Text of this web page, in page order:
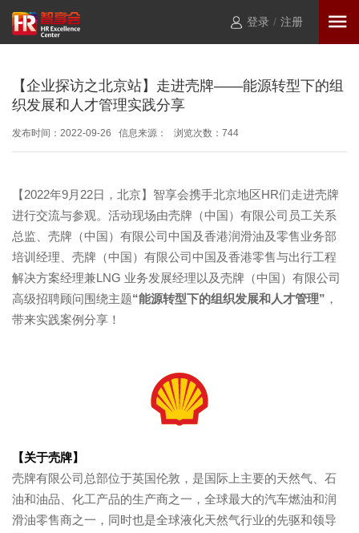
登录 / 注册
【企业探访之北京站】走进壳牌——能源转型下的组
织发展和人才管理实践分享
发布时间：2022-09-26 信息来源： 浏览次数： 744
【2022年9月 22日，北京】智享会携手北京地区HR们走进壳牌
进行交流与参观。活动现场由壳牌（中国）有限公司员工关系
总监、壳牌（中国）有限公司中国及香港润滑油及零售业务部
培训经理、壳牌（中国）有限公司中国及香港零售与出行工程
解决方案经理兼LNG 业务发展经理以及壳牌（中国）有限公司
高级招聘顾问围绕主题“能源转型下的组织发展和人才管理” ，
带来实践案例分享！
【关于壳牌】
壳牌有限公司总部位于英国伦敦，是国际上主要的天然气、石
油和油品、化工产品的生产商之一，全球最大的汽车燃油和润
滑油零售商之一，同时也是全球液化天然气行业的先驱和领导